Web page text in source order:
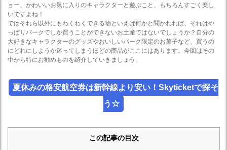
ョー、かわいいお気に入りのキャラクターと遊ぶこと、もちろんすごく楽し
いですよね！
ではそれら以外にもわくわくできる物といえば何かと聞かれれば、それはや
っぱりパークでしか買うことができないお土産ではないでしょうか？自分の
大好きなキャラクターのグッズやおいしいパーク限定のお菓子など、買うの
にどれにしようか迷ってしまうほどの商品がここにはあります。今回はその
中から特にお勧めものを紹介していきましょう。
夏休みの格安航空券は新幹線より安い！Skyticketで探そ
う☆
この記事の目次